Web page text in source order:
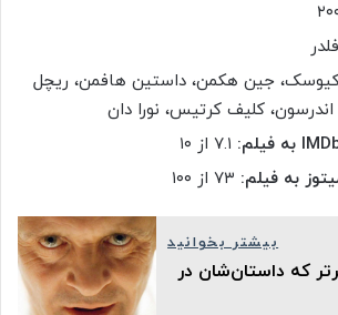
جین هکمن، داستین هافمن، ریچل
کلیف کرتیس، نورا دان
به فیلم:
بیشتر بخوانید
که داستان‌شان در